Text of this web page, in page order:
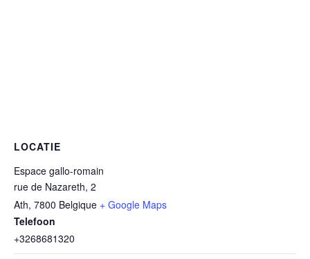
LOCATIE
Espace gallo-romain
rue de Nazareth, 2
Ath, 7800 Belgique + Google Maps
Telefoon
+3268681320